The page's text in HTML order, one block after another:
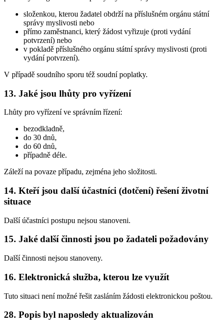
složenkou, kterou žadatel obdrží na příslušném orgánu státní
správy myslivosti nebo
přímo zaměstnanci, který žádost vyřizuje (proti vydání
potvrzení) nebo
v pokladě příslušného orgánu státní správy myslivosti (proti
vydání potvrzení).
V případě soudního sporu též soudní poplatky.
13. Jaké jsou lhůty pro vyřízení
Lhůty pro vyřízení ve správním řízení:
bezodkladně,
do 30 dnů,
do 60 dnů,
případně déle.
Záleží na povaze případu, zejména jeho složitosti.
14. Kteří jsou další účastníci (dotčení) řešení životní
situace
Další účastníci postupu nejsou stanoveni.
15. Jaké další činnosti jsou po žadateli požadovány
Další činnosti nejsou stanoveny.
16. Elektronická služba, kterou lze využít
Tuto situaci není možné řešit zasláním žádosti elektronickou poštou.
28. Popis byl naposledy aktualizován